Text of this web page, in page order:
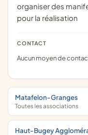
organiser des
pour la réalisation
CONTACT
Aucun moyen de
Matafelon-Granges
Toutes les associations
Haut-Bugey